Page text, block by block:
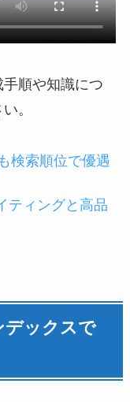
順や知識につ
。
検索順位で優遇
ティングと高品
デックスで